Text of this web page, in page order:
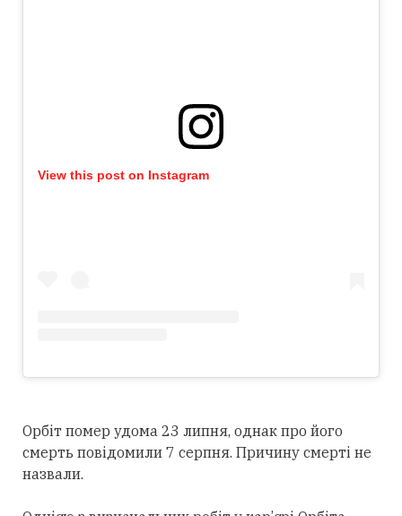
View this post on Instagram
Орбіт помер удома 23 липня, однак про його
смерть повідомили 7 серпня. Причину смерті не
назвали.